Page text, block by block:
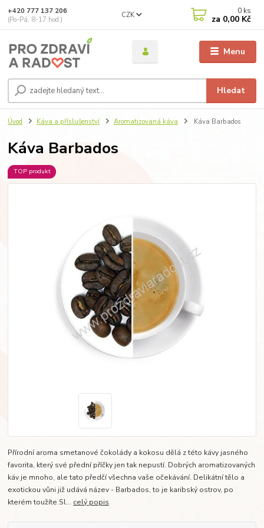
Menu
CZK
Hledat
+420 777 137 206
(Po-Pá, 8-17 hod.)
0 ks
za 0,00 Kč
Úvod Káva a příslušenství Aromatizovaná káva Káva Barbados
Káva Barbados
TOP produkt
Přírodní aroma smetanové čokolády a kokosu dělá z této kávy jasného
favorita, který své přední příčky jen tak nepustí. Dobrých aromatizovaných
káv je mnoho, ale tato předčí všechna vaše očekávání. Delikátní tělo a
exotickou vůni již udává název - Barbados, to je karibský ostrov, po
kterém toužíte.Sl... celý popis